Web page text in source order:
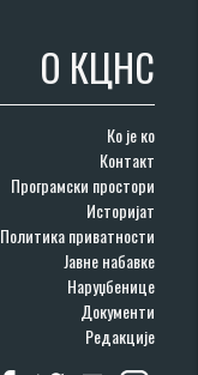
О КЦНС
Ко је ко
Контакт
Програмски простори
Историјат
Политика приватности
Јавне набавке
Наруџбенице
Документи
Редакције